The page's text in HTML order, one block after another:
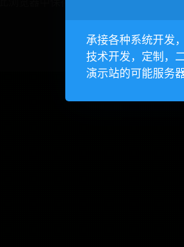
承接各种系统开发
技术开发，定制，
演示站的可能服务